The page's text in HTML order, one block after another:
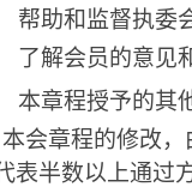
帮助和监督执委
了解会员的意见
本章程授予的其
本会章程的修改
表半数以上通过